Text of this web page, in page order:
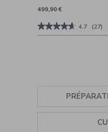
499,90 €
★★★★★
★★★★★
4.7
Café
4.7 (27)